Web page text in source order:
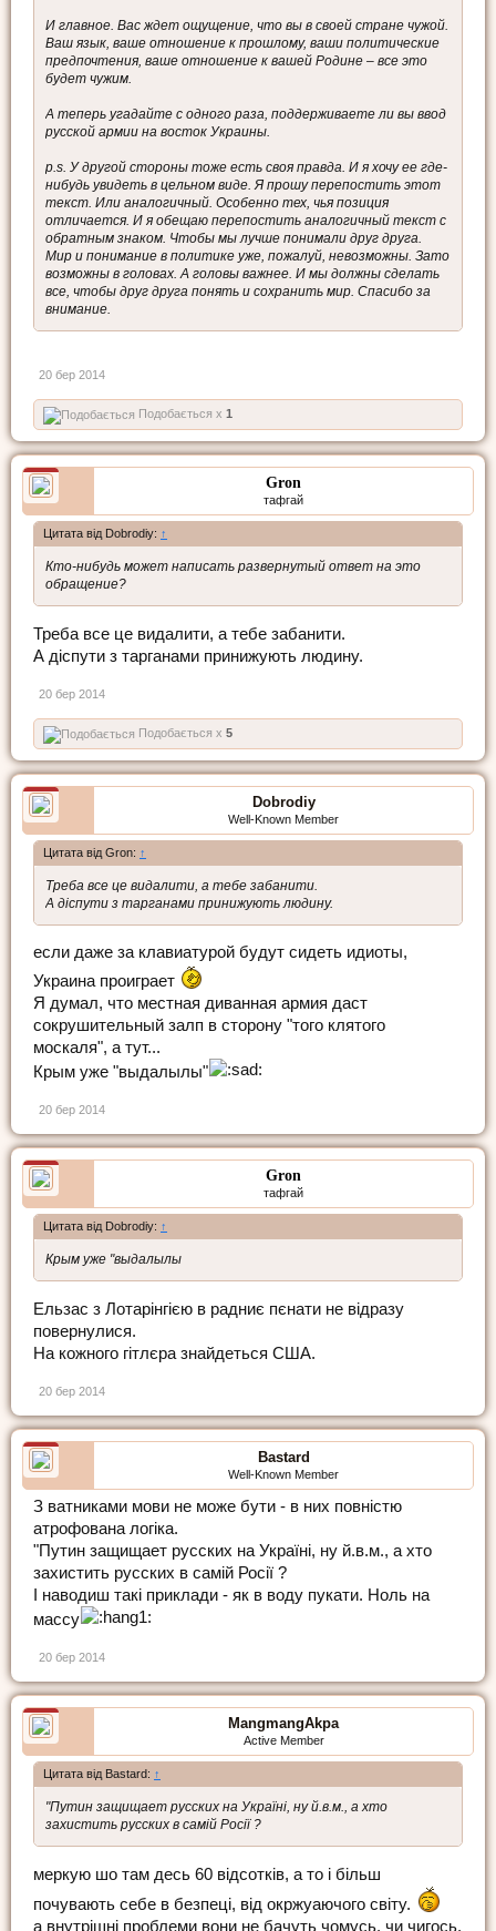
И главное. Вас ждет ощущение, что вы в своей стране чужой.
Ваш язык, ваше отношение к прошлому, ваши политические
предпочтения, ваше отношение к вашей Родине – все это
будет чужим.
А теперь угадайте с одного раза, поддерживаете ли вы ввод
русской армии на восток Украины.
p.s. У другой стороны тоже есть своя правда. И я хочу ее где-
нибудь увидеть в цельном виде. Я прошу перепостить этот
текст. Или аналогичный. Особенно тех, чья позиция
отличается. И я обещаю перепостить аналогичный текст с
обратным знаком. Чтобы мы лучше понимали друг друга.
Мир и понимание в политике уже, пожалуй, невозможны. Зато
возможны в головах. А головы важнее. И мы должны сделать
все, чтобы друг друга понять и сохранить мир. Спасибо за
внимание.
20 бер 2014
Подобається x 1
Gron
тафгай
Цитата від Dobrodiy: ↑
Кто-нибудь может написать развернутый ответ на это
обращение?
Треба все це видалити, а тебе забанити.
А діспути з тарганами принижують людину.
20 бер 2014
Подобається x 5
Dobrodiy
Well-Known Member
Цитата від Gron: ↑
Треба все це видалити, а тебе забанити.
А діспути з тарганами принижують людину.
если даже за клавиатурой будут сидеть идиоты,
Украина проиграет
Я думал, что местная диванная армия даст
сокрушительный залп в сторону "того клятого
москаля", а тут...
Крым уже "выдалылы"
20 бер 2014
Gron
тафгай
Цитата від Dobrodiy: ↑
Крым уже "выдалылы
Ельзас з Лотарінгією в радниє пєнати не відразу
повернулися.
На кожного гітлєра знайдеться США.
20 бер 2014
Bastard
Well-Known Member
З ватниками мови не може бути - в них повністю
атрофована логіка.
"Путин защищает русских на Україні, ну й.в.м., а хто
захистить русских в самій Росії ?
І наводиш такі приклади - як в воду пукати. Ноль на
массу
20 бер 2014
MangmangAkpa
Active Member
Цитата від Bastard: ↑
"Путин защищает русских на Україні, ну й.в.м., а хто
захистить русских в самій Росії ?
меркую шо там десь 60 відсотків, а то і більш
почувають себе в безпеці, від окржуаючого світу.
а внутрішні проблеми вони не бачуть чомусь. чи чигось.